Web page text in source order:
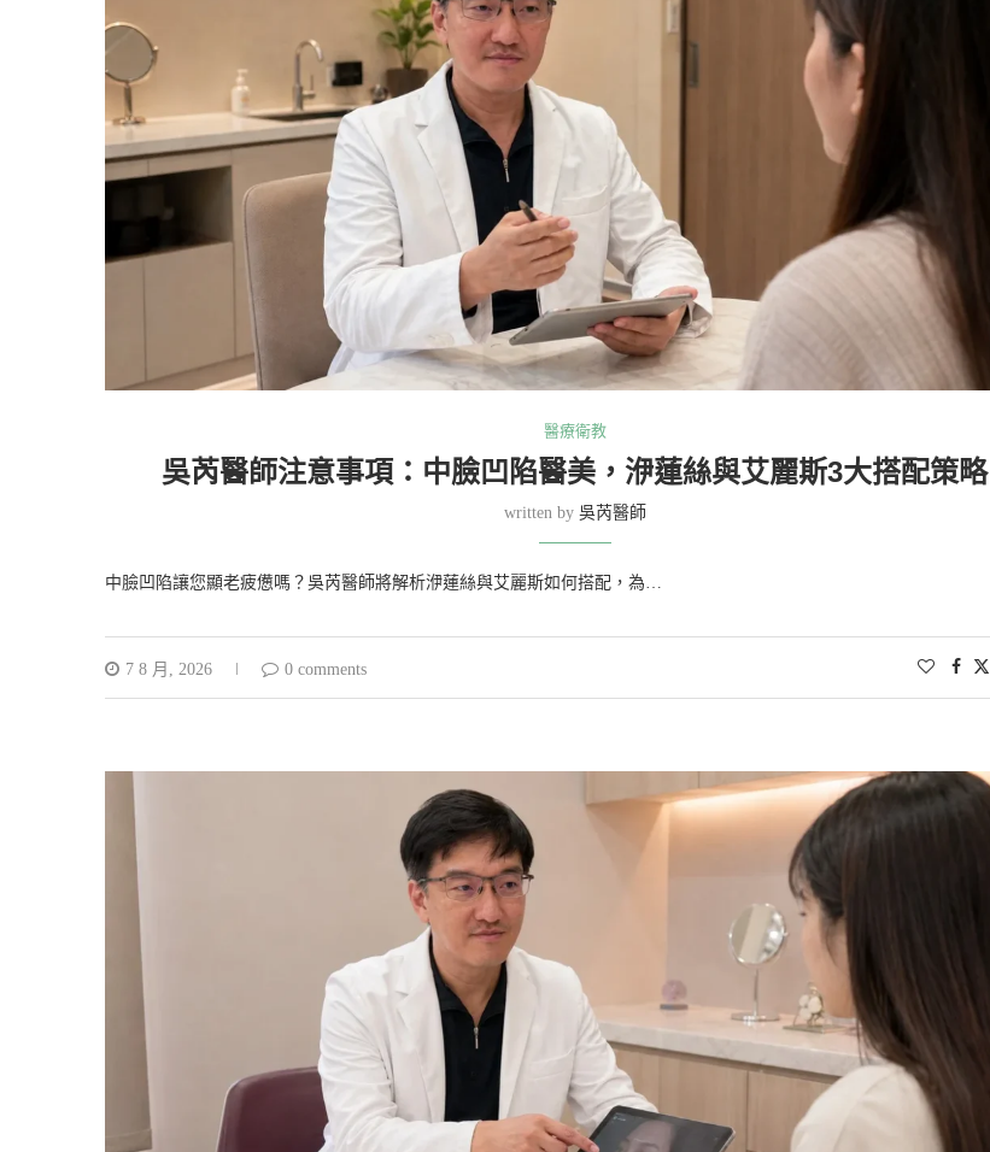
醫療衛教
吳芮醫師注意事項：中臉凹陷醫美，洢蓮絲與艾麗斯3大搭配策略
written by 吳芮醫師
中臉凹陷讓您顯老疲憊嗎？吳芮醫師將解析洢蓮絲與艾麗斯如何搭配，為…
7 8 月, 2026 0 comments